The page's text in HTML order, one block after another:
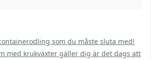
som du måste sluta med!
med krukväxter gäller dig är det dags att